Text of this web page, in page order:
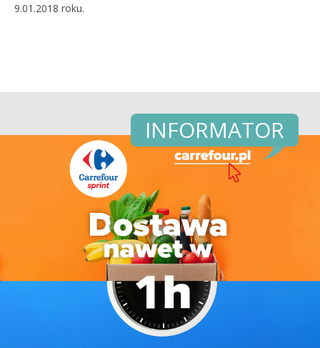
9.01.2018 roku.
INFORMATOR